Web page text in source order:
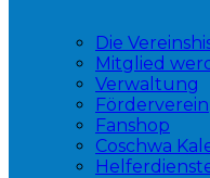
Die
Mitglied
Verwaltung
Förderverein
Fanshop
Coschwa